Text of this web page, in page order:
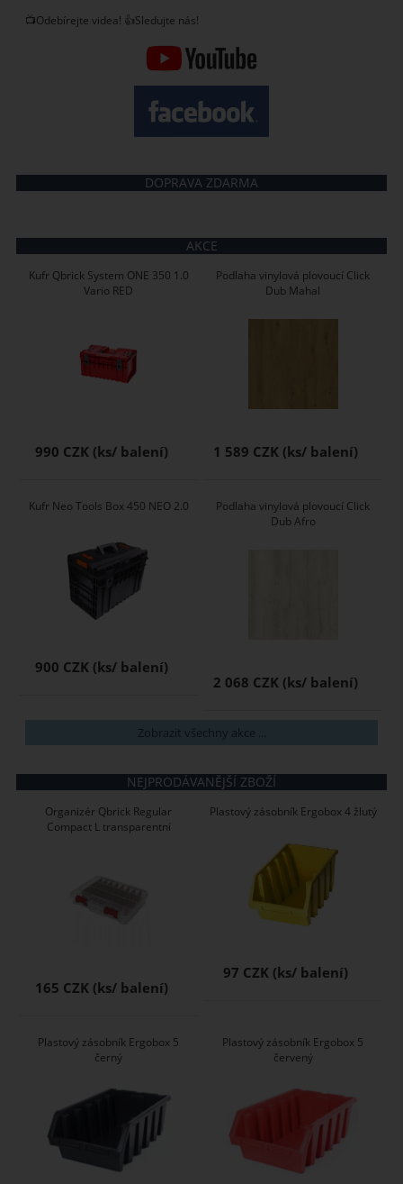
📺Odebírejte videa! 👍Sledujte nás!
DOPRAVA ZDARMA
AKCE
Kufr Qbrick System ONE 350 1.0
Vario RED
990 CZK
Podlaha vinylová plovoucí Click
Dub Mahal
1 589 CZK
Kufr Neo Tools Box 450 NEO 2.0
900 CZK
Podlaha vinylová plovoucí Click
Dub Afro
2 068 CZK
Zobrazit všechny akce ...
NEJPRODÁVANĚJŠÍ ZBOŽÍ
Organizér Qbrick Regular
Compact L transparentní
165 CZK
Plastový zásobník Ergobox 4 žlutý
97 CZK
Plastový zásobník Ergobox 5
černý
Plastový zásobník Ergobox 5
červený